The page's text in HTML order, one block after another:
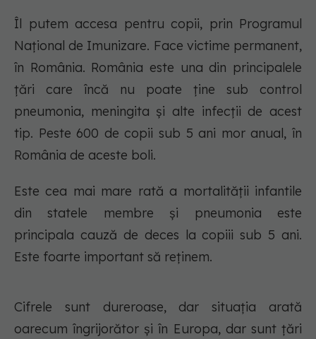
Îl putem accesa pentru copii, prin Programul
Național de Imunizare. Face victime permanent,
în România. România este una din principalele
țări care încă nu poate ține sub control
pneumonia, meningita și alte infecții de acest
tip. Peste 600 de copii sub 5 ani mor anual, în
România de aceste boli.
Este cea mai mare rată a mortalității infantile
din statele membre și pneumonia este
principala cauză de deces la copiii sub 5 ani.
Este foarte important să reținem.
Cifrele sunt dureroase, dar situația arată
oarecum îngrijorător și în Europa, dar sunt țări